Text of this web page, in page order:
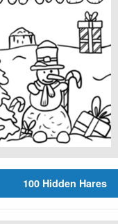
100 Hidden Hares